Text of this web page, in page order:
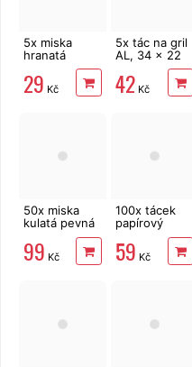
5x miska
hranatá
hliníková na
gril 14 x 20,5
cm
29 Kč
5x tác na gril
AL, 34 x 22
42 Kč
50x miska
kulatá pevná
500 ml, 15,5
x 5,5 cm
99 Kč
100x tácek
papírový
13x20 cm, č4
59 Kč